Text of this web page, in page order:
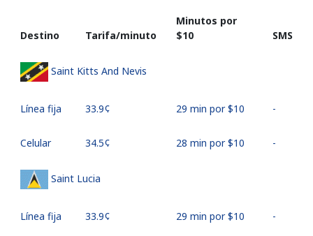
Destino Tarifa/minuto
Minutos por
⁦$10⁩
SMS
Saint Kitts And Nevis
Línea fija ⁦33.9¢⁩ 29 min por ⁦$10⁩ -
Celular ⁦34.5¢⁩ 28 min por ⁦$10⁩ -
Saint Lucia
Línea fija ⁦33.9¢⁩ 29 min por ⁦$10⁩ -